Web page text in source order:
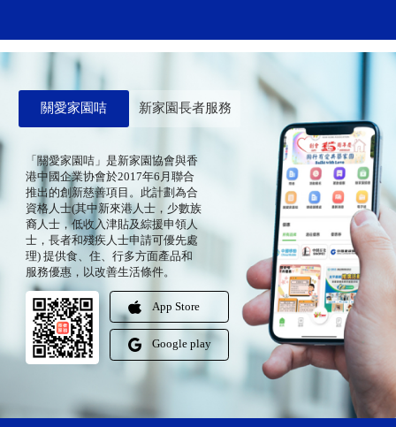
關愛家園咭 新家園長者服務
「關愛家園咭」是新家園協會與香
港中國企業协會於2017年6月聯合
推出的創新慈善項目。此計劃為合
資格人士(其中新來港人士，少數族
裔人士，低收入津貼及綜援申領人
士，長者和殘疾人士申請可優先處
理) 提供食、住、行多方面產品和
服務優惠，以改善生活條件。
App Store
Google play